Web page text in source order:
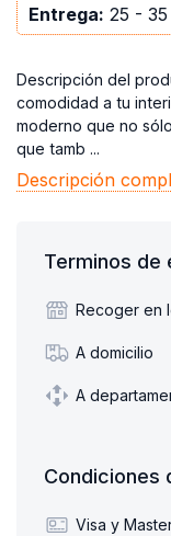
Entrega: 25 -
Descripción del
comodidad a tu
moderno que no
que tamb ...
Descripción
Terminos de
Recoger en
A domicilio
A
Condiciones
Visa y